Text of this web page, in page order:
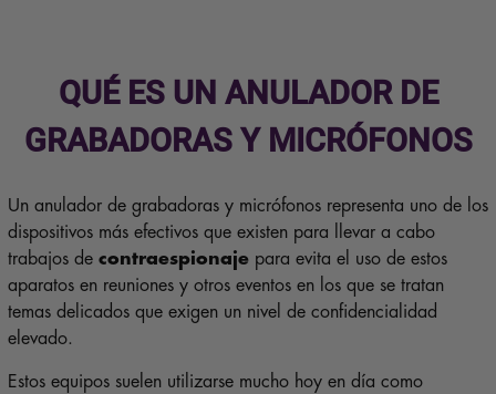
QUÉ ES UN ANULADOR DE
GRABADORAS Y MICRÓFONOS
Un anulador de grabadoras y micrófonos representa uno de los
dispositivos más efectivos que existen para llevar a cabo
trabajos de contraespionaje para evita el uso de estos
aparatos en reuniones y otros eventos en los que se tratan
temas delicados que exigen un nivel de confidencialidad
elevado.
Estos equipos suelen utilizarse mucho hoy en día como